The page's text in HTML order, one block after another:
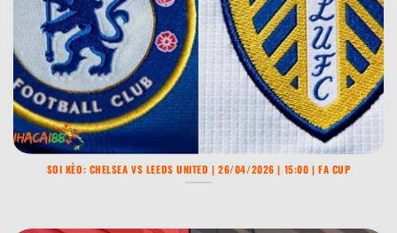
SOI KÈO: CHELSEA VS LEEDS UNITED | 26/04/2026 | 15:00 | FA CUP